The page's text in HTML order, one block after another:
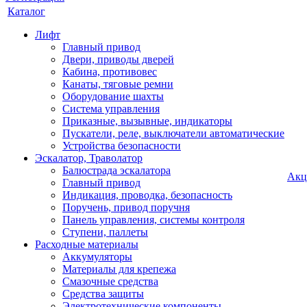
Каталог
Лифт
Главный привод
Двери, приводы дверей
Кабина, противовес
Канаты, тяговые ремни
Оборудование шахты
Система управления
Приказные, вызывные, индикаторы
Пускатели, реле, выключатели автоматические
Устройства безопасности
Эскалатор, Траволатор
Балюстрада эскалатора
Главный привод
Индикация, проводка, безопасность
Поручень, привод поручня
Панель управления, системы контроля
Ступени, паллеты
Расходные материалы
Аккумуляторы
Материалы для крепежа
Смазочные средства
Средства защиты